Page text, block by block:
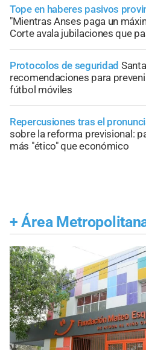
Tope en haberes pasivos
"Mientras Anses paga un
Corte avala jubilaciones que
Protocolos de seguridad
recomendaciones para
fútbol móviles
Repercusiones tras el
sobre la reforma previsional:
más "ético" que económico
+ Área